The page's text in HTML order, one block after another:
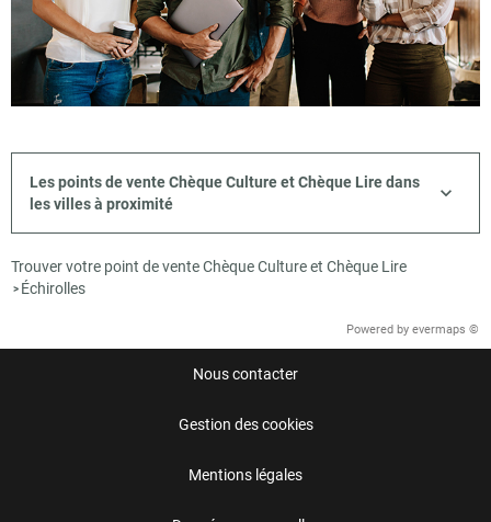
Les points de vente Chèque Culture et Chèque Lire dans
les villes à proximité
Trouver votre point de vente Chèque Culture et Chèque Lire
> Échirolles
Powered by evermaps ©
Nous contacter
Gestion des cookies
Mentions légales